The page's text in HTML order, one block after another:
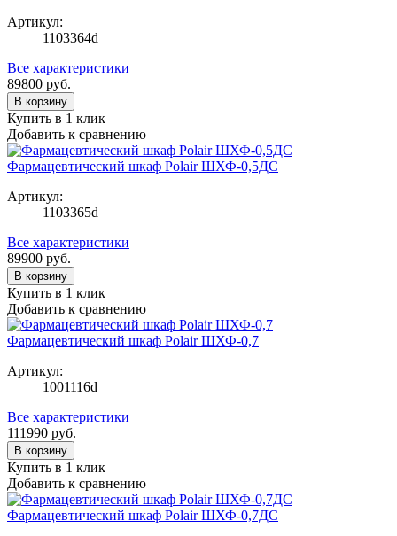
Артикул:
1103364d
Все характеристики
89800 руб.
В корзину
Купить в 1 клик
Добавить к сравнению
Фармацевтический шкаф Polair ШХФ-0,5ДС
Артикул:
1103365d
Все характеристики
89900 руб.
В корзину
Купить в 1 клик
Добавить к сравнению
Фармацевтический шкаф Polair ШХФ-0,7
Артикул:
1001116d
Все характеристики
111990 руб.
В корзину
Купить в 1 клик
Добавить к сравнению
Фармацевтический шкаф Polair ШХФ-0,7ДС